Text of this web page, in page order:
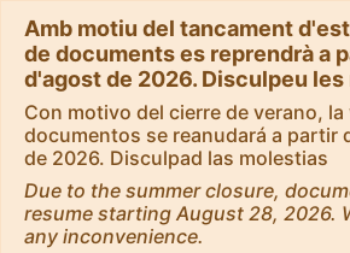
Amb motiu del tancament
de documents es reprendrà a
d'agost de 2026. Disculpeu
Con motivo del cierre de verano,
documentos se reanudará a partir
de 2026. Disculpad las molestias
Due to the summer closure,
resume starting August 28, 2026.
any inconvenience.